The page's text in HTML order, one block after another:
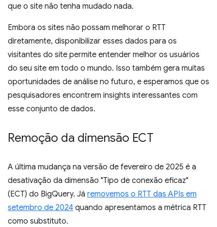
que o site não tenha mudado nada.
Embora os sites não possam melhorar o RTT
diretamente, disponibilizar esses dados para os
visitantes do site permite entender melhor os usuários
do seu site em todo o mundo. Isso também gera muitas
oportunidades de análise no futuro, e esperamos que os
pesquisadores encontrem insights interessantes com
esse conjunto de dados.
Remoção da dimensão ECT
A última mudança na versão de fevereiro de 2025 é a
desativação da dimensão "Tipo de conexão eficaz"
(ECT) do BigQuery. Já removemos o RTT das APIs em
setembro de 2024 quando apresentamos a métrica RTT
como substituto.